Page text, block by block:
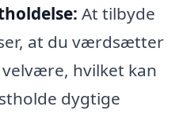
At tilbyde
at du værdsætter
hvilket kan
dygtige